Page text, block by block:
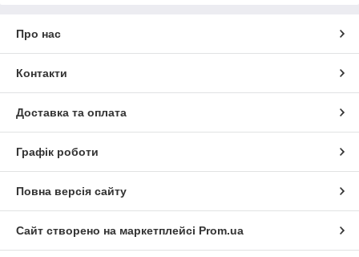
Про нас
Контакти
Доставка та оплата
Графік роботи
Повна версія сайту
Сайт створено на маркетплейсі Prom.ua